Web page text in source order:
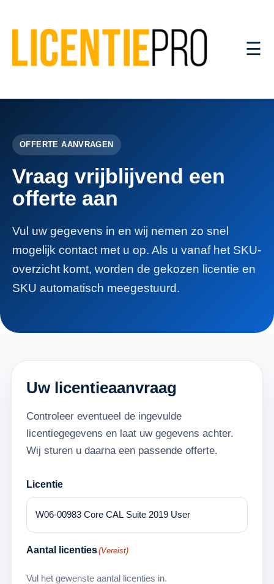
☰
OFFERTE AANVRAGEN
Vraag vrijblijvend een
offerte aan
Vul uw gegevens in en wij nemen zo snel
mogelijk contact met u op. Als u vanaf het SKU-
overzicht komt, worden de gekozen licentie en
SKU automatisch meegestuurd.
Uw licentieaanvraag
Controleer eventueel de ingevulde
licentiegegevens en laat uw gegevens achter.
Wij sturen u daarna een passende offerte.
Licentie
Aantal licenties(Vereist)
Vul het gewenste aantal licenties in.